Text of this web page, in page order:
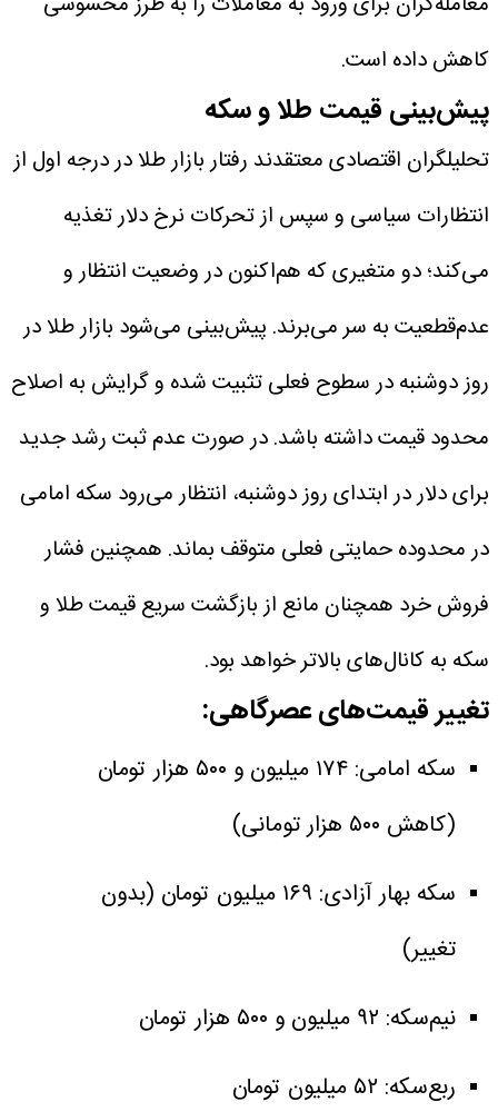
کاهش داده است.
پیش‌بینی قیمت طلا و سکه
تحلیلگران اقتصادی معتقدند رفتار بازار طلا در درجه اول از
انتظارات سیاسی و سپس از تحرکات نرخ دلار تغذیه
می‌کند؛ دو متغیری که هم‌اکنون در وضعیت انتظار و
عدم‌قطعیت به سر می‌برند. پیش‌بینی می‌شود بازار طلا در
روز دوشنبه در سطوح فعلی تثبیت شده و گرایش به اصلاح
محدود قیمت داشته باشد.در صورت عدم ثبت رشد جدید
برای دلار در ابتدای روز دوشنبه، انتظار می‌رود سکه امامی
در محدوده حمایتی فعلی متوقف بماند. همچنین فشار
فروش خرد همچنان مانع از بازگشت سریع قیمت طلا و
سکه به کانال‌های بالاتر خواهد بود.
تغییر قیمت‌های عصرگاهی:
سکه امامی: ۱۷۴ میلیون و ۵۰۰ هزار تومان
(کاهش ۵۰۰ هزار تومانی)
سکه بهار آزادی: ۱۶۹ میلیون تومان (بدون
تغییر)
نیم‌سکه: ۹۲ میلیون و ۵۰۰ هزار تومان
ربع‌سکه: ۵۲ میلیون تومان